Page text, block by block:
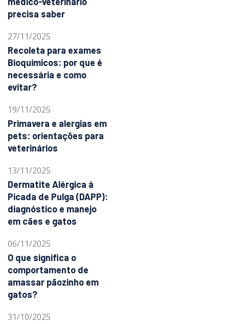
precisa saber
27/11/2025
Recoleta para exames
Bioquímicos: por que é
necessária e como
evitar?
19/11/2025
Primavera e alergias em
pets: orientações para
veterinários
13/11/2025
Dermatite Alérgica à
Picada de Pulga (DAPP):
diagnóstico e manejo
em cães e gatos
06/11/2025
O que significa o
comportamento de
amassar pãozinho em
gatos?
31/10/2025